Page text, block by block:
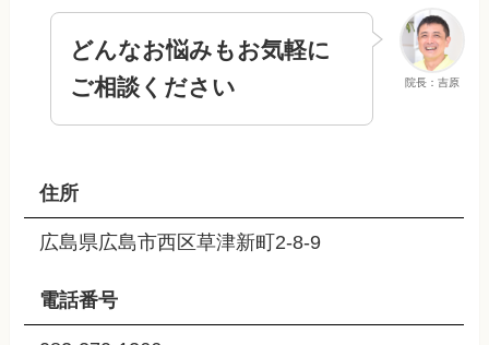
院長：吉原
どんなお悩みもお気軽に
ご相談ください
住所
広島県広島市西区草津新町2-8-9
電話番号